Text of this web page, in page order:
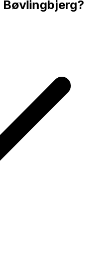
Bøvlingbjerg?